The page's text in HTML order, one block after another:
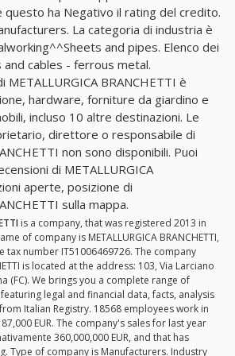
questo ha Negativo il rating del credito.
La categoria di industria è
and pipes. Elenco dei
cables - ferrous metal.
BRANCHETTI è
hardware, forniture da giardino e
incluso 10 altre destinazioni. Le
direttore o responsabile di
non sono disponibili. Puoi
di METALLURGICA
aperte, posizione di
sulla mappa.
is a company, that was registered 2013 in
of company is METALLURGICA BRANCHETTI,
tax number IT51006469726. The company
is located at the address: 103, Via Larciano
(FC). We brings you a complete range of
legal and financial data, facts, analysis
Italian Registry. 18568 employees work in
EUR. The company's sales for last year
360,000,000 EUR, and that has
Type of company is Manufacturers. Industry